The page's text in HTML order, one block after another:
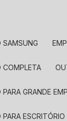
SAMSUNG
COMPLETA
PARA GRANDE
PARA ESCRITÓRIO